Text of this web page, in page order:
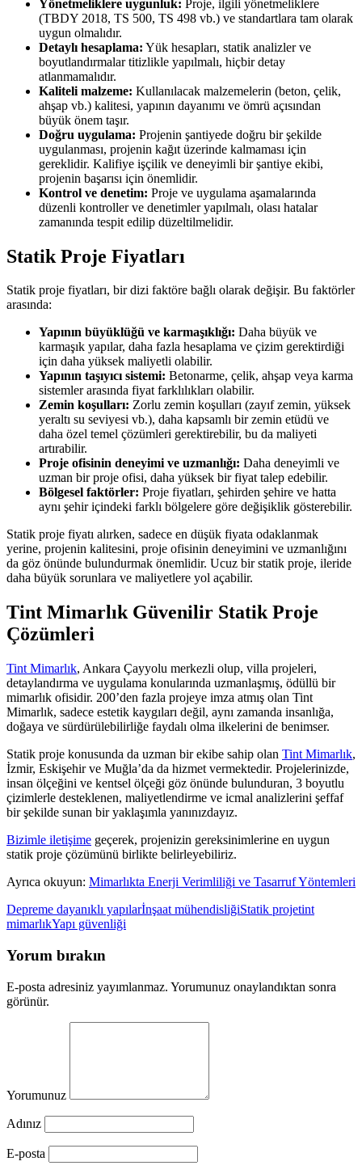
Yönetmeliklere uygunluk: Proje, ilgili yönetmeliklere
(TBDY 2018, TS 500, TS 498 vb.) ve standartlara tam olarak
uygun olmalıdır.
Detaylı hesaplama: Yük hesapları, statik analizler ve
boyutlandırmalar titizlikle yapılmalı, hiçbir detay
atlanmamalıdır.
Kaliteli malzeme: Kullanılacak malzemelerin (beton, çelik,
ahşap vb.) kalitesi, yapının dayanımı ve ömrü açısından
büyük önem taşır.
Doğru uygulama: Projenin şantiyede doğru bir şekilde
uygulanması, projenin kağıt üzerinde kalmaması için
gereklidir. Kalifiye işçilik ve deneyimli bir şantiye ekibi,
projenin başarısı için önemlidir.
Kontrol ve denetim: Proje ve uygulama aşamalarında
düzenli kontroller ve denetimler yapılmalı, olası hatalar
zamanında tespit edilip düzeltilmelidir.
Statik Proje Fiyatları
Statik proje fiyatları, bir dizi faktöre bağlı olarak değişir. Bu faktörler
arasında:
Yapının büyüklüğü ve karmaşıklığı: Daha büyük ve
karmaşık yapılar, daha fazla hesaplama ve çizim gerektirdiği
için daha yüksek maliyetli olabilir.
Yapının taşıyıcı sistemi: Betonarme, çelik, ahşap veya karma
sistemler arasında fiyat farklılıkları olabilir.
Zemin koşulları: Zorlu zemin koşulları (zayıf zemin, yüksek
yeraltı su seviyesi vb.), daha kapsamlı bir zemin etüdü ve
daha özel temel çözümleri gerektirebilir, bu da maliyeti
artırabilir.
Proje ofisinin deneyimi ve uzmanlığı: Daha deneyimli ve
uzman bir proje ofisi, daha yüksek bir fiyat talep edebilir.
Bölgesel faktörler: Proje fiyatları, şehirden şehire ve hatta
aynı şehir içindeki farklı bölgelere göre değişiklik gösterebilir.
Statik proje fiyatı alırken, sadece en düşük fiyata odaklanmak
yerine, projenin kalitesini, proje ofisinin deneyimini ve uzmanlığını
da göz önünde bulundurmak önemlidir. Ucuz bir statik proje, ileride
daha büyük sorunlara ve maliyetlere yol açabilir.
Tint Mimarlık Güvenilir Statik Proje
Çözümleri
Tint Mimarlık, Ankara Çayyolu merkezli olup, villa projeleri,
detaylandırma ve uygulama konularında uzmanlaşmış, ödüllü bir
mimarlık ofisidir. 200’den fazla projeye imza atmış olan Tint
Mimarlık, sadece estetik kaygıları değil, aynı zamanda insanlığa,
doğaya ve sürdürülebilirliğe faydalı olma ilkelerini de benimser.
Statik proje konusunda da uzman bir ekibe sahip olan Tint Mimarlık,
İzmir, Eskişehir ve Muğla’da da hizmet vermektedir. Projelerinizde,
insan ölçeğini ve kentsel ölçeği göz önünde bulunduran, 3 boyutlu
çizimlerle desteklenen, maliyetlendirme ve icmal analizlerini şeffaf
bir şekilde sunan bir yaklaşımla yanınızdayız.
Bizimle iletişime geçerek, projenizin gereksinimlerine en uygun
statik proje çözümünü birlikte belirleyebiliriz.
Ayrıca okuyun: Mimarlıkta Enerji Verimliliği ve Tasarruf Yöntemleri
Depreme dayanıklı yapılarİnşaat mühendisliğiStatik projetint
mimarlıkYapı güvenliği
Yorum bırakın
E-posta adresiniz yayımlanmaz. Yorumunuz onaylandıktan sonra
görünür.
Yorumunuz
Adınız
E-posta